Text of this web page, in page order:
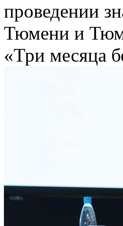
проведении
Тюмени и
«Три месяца